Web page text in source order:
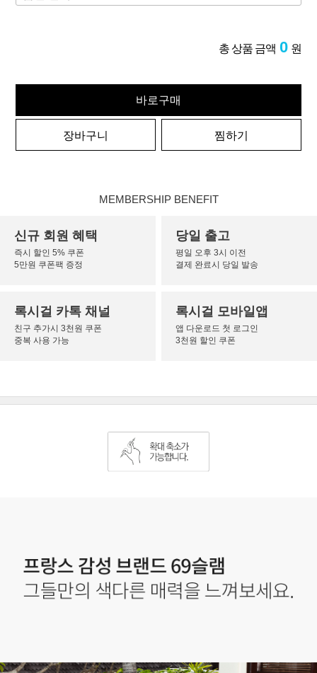
총 상품 금액 0 원
바로구매
장바구니 찜하기
MEMBERSHIP BENEFIT
신규 회원 혜택
즉시 할인 5% 쿠폰
5만원 쿠폰팩 증정
당일 출고
평일 오후 3시 이전
결제 완료시 당일 발송
록시걸 카톡 채널
친구 추가시 3천원 쿠폰
중복 사용 가능
록시걸 모바일앱
앱 다운로드 첫 로그인
3천원 할인 쿠폰